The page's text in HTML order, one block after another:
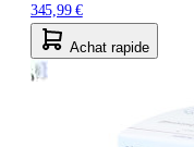
345,99 €
Achat rapide